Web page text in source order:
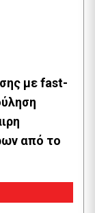
με fast-
από το